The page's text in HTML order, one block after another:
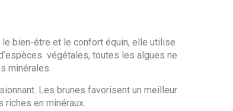
le bien-être et le confort équin, elle utilise
végétales, toutes les algues ne
minérales.
Les brunes favorisent un meilleur
en minéraux.